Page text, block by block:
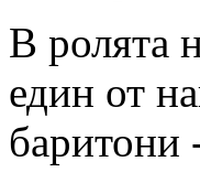
В ролята
един от
баритони